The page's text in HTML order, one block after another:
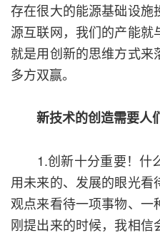
存在很大的能源基础设
源互联网，我们的产能
就是用创新的思维方式
多方双赢。
新技术的创造需要人
1.创新十分重要！什
用未来的、发展的眼光
观点来看待一项事物、一
刚提出来的时候，我相